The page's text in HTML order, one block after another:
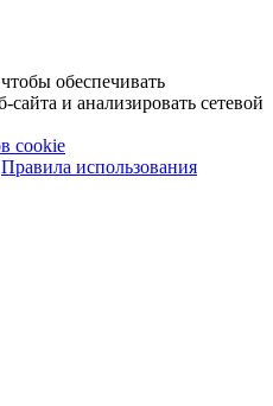
обеспечивать
и анализировать сетевой
cookie
Правила использования